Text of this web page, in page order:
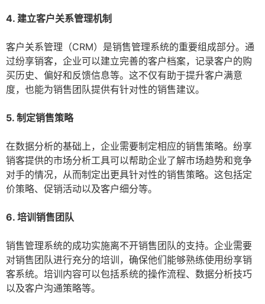
4. 建立客户关系管理机制
客户关系管理（CRM）是销售管理系统的重要组成部分。通
过纷享销客，企业可以建立完善的客户档案，记录客户的购
买历史、偏好和反馈信息等。这不仅有助于提升客户满意
度，也能为销售团队提供有针对性的销售建议。
5. 制定销售策略
在数据分析的基础上，企业需要制定相应的销售策略。纷享
销客提供的市场分析工具可以帮助企业了解市场趋势和竞争
对手的情况，从而制定出更具针对性的销售策略。这包括定
价策略、促销活动以及客户细分等。
6. 培训销售团队
销售管理系统的成功实施离不开销售团队的支持。企业需要
对销售团队进行充分的培训，确保他们能够熟练使用纷享销
客系统。培训内容可以包括系统的操作流程、数据分析技巧
以及客户沟通策略等。